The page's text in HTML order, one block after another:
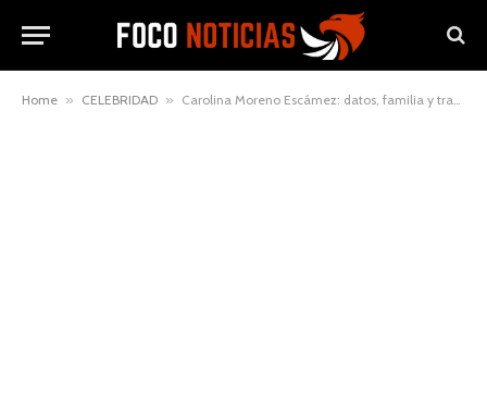
Home » CELEBRIDAD » Carolina Moreno Escámez: datos, familia y trayectoria pública